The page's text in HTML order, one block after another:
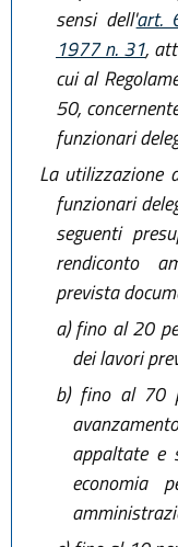
sensi dell'art.
1977 n. 31,
cui al
50,
funzionari
La utilizzazione
funzionari
seguenti
rendiconto
prevista
a)fino al 20
dei lavori
b)fino al 70
appaltate e
economia